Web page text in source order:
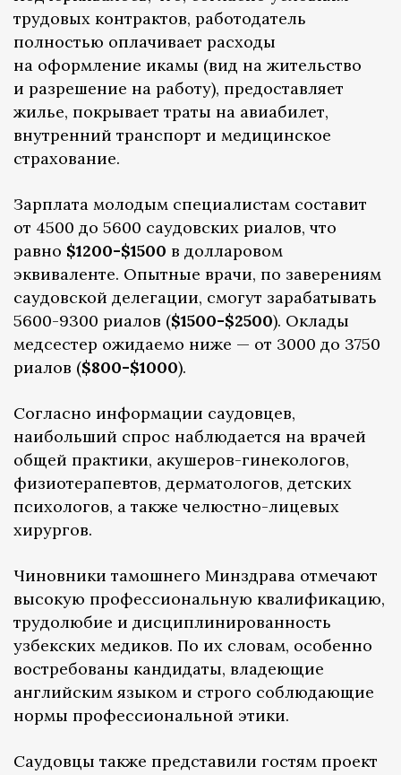
трудовых контрактов, работодатель
полностью оплачивает расходы
на оформление икамы (вид на жительство
и разрешение на работу), предоставляет
жилье, покрывает траты на авиабилет,
внутренний транспорт и медицинское
страхование.
Зарплата молодым специалистам составит
от 4500 до 5600 саудовских риалов, что
равно $1200-$1500 в долларовом
эквиваленте. Опытные врачи, по заверениям
саудовской делегации, смогут зарабатывать
5600-9300 риалов ($1500-$2500). Оклады
медсестер ожидаемо ниже — от 3000 до 3750
риалов ($800-$1000).
Согласно информации саудовцев,
наибольший спрос наблюдается на врачей
общей практики, акушеров-гинекологов,
физиотерапевтов, дерматологов, детских
психологов, а также челюстно-лицевых
хирургов.
Чиновники тамошнего Минздрава отмечают
высокую профессиональную квалификацию,
трудолюбие и дисциплинированность
узбекских медиков. По их словам, особенно
востребованы кандидаты, владеющие
английским языком и строго соблюдающие
нормы профессиональной этики.
Саудовцы также представили гостям проект